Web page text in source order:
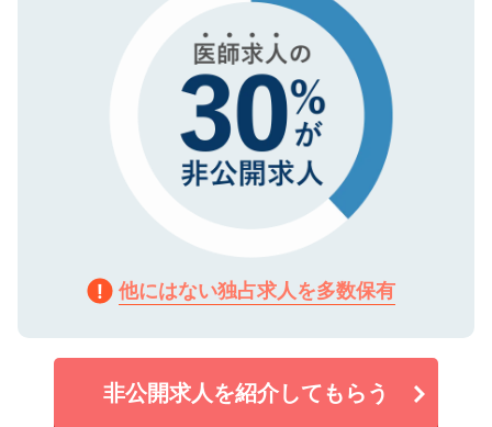
他にはない独占求人を多数保有
非公開求人を紹介してもらう